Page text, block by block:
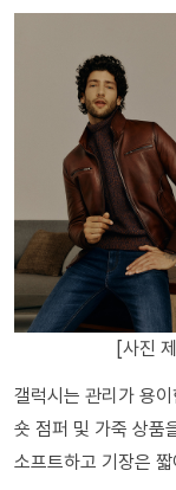
[사진
갤럭시는 관리가 용
숏 점퍼 및 가죽 상품
소프트하고 기장은